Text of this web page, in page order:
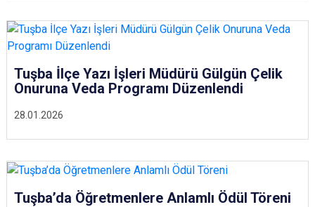
28.01.2026
Tuşba İlçe Yazı İşleri Müdürü Gülgün Çelik
Onuruna Veda Programı Düzenlendi
Tuşba’da Öğretmenlere Anlamlı Ödül Töreni